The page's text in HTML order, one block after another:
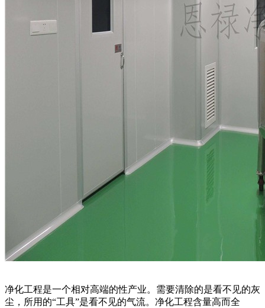
净化工程是一个相对高端的性产业。需要清除的是看不见的灰
尘，所用的“工具”是看不见的气流。净化工程含量高而全